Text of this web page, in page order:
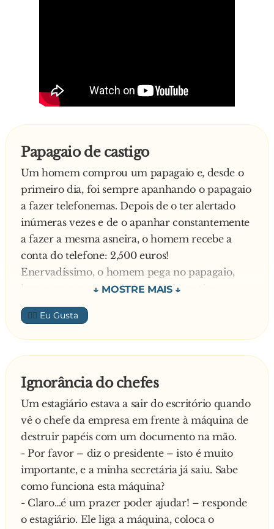
Papagaio de castigo
Um homem comprou um papagaio e, desde o
primeiro dia, foi sempre apanhando o papagaio
a fazer telefonemas. Depois de o ter alertado
inúmeras vezes e de o apanhar constantemente
a fazer a mesma asneira, o homem recebe a
conta do telefone: 2,500 euros!
Enervadíssimo, o homem pega no papagaio,
leva-o para a cave e fecha-o lá de castigo.
Conforme o papagaio se começa a habituar à
escuridão, começa a olhar em redor e vê uma
cruz com Jesus Cristo. Aproxima-se da cruz a
diz:
Jesus responde-lhe:
- Olá.
O papagaio:
- Estás aqui há muito tempo?
Diz Jesus:
- Há 2,000 anos.
E aflitíssimo, pergunta o papagaio:
- Bolas! Para onde é que ligaste?
👍🏼
Ignorância do chefes
Um estagiário estava a sair do escritório quando
vê o chefe da empresa em frente à máquina de
destruir papéis com um documento na mão.
- Por favor – diz o presidente – isto é muito
importante, e a minha secretária já saiu. Sabe
como funciona esta máquina?
- Claro…é um prazer poder ajudar! – responde
o estagiário. Ele liga a máquina, coloca o